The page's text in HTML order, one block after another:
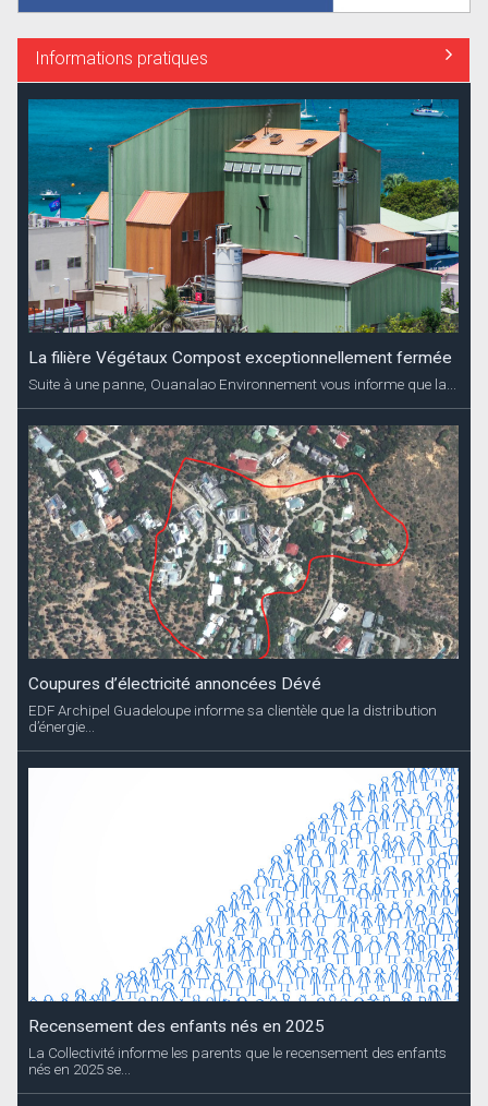
Informations pratiques
La filière Végétaux Compost exceptionnellement fermée
Suite à une panne, Ouanalao Environnement vous informe que la...
Coupures d’électricité annoncées Dévé
EDF Archipel Guadeloupe informe sa clientèle que la distribution
d’énergie...
Recensement des enfants nés en 2025
La Collectivité informe les parents que le recensement des enfants
nés en 2025 se...